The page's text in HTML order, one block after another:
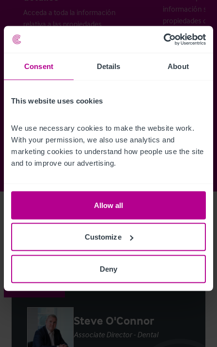
Consent Details About
This website uses cookies
We use necessary cookies to make the website work.
With your permission, we also use analytics and
marketing cookies to understand how people use the site
and to improve our advertising.
Allow all
Customize
Deny
Acceda a toda la información
relativa a las propiedades
información
propiedades
cómo desea
Regístrese ahora
to view full details
Contacto
Steve O'Connor
Associate Director - Dental